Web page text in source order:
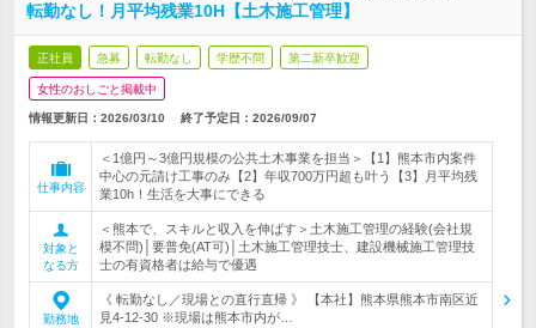
転勤なし！月平均残業10H【土木施工管理】
正社員 急募 転勤なし 学歴不問 第二新卒歓迎
女性のおしごと掲載中
情報更新日：2026/03/10 終了予定日： 2026/09/07
仕事内容
＜1億円～3億円規模の公共土木事業を担当＞【1】熊本市内案件
中心の元請け工事のみ【2】年収700万円超も叶う【3】月平均残
業10h！生活を大事にできる
対象と
なる方
＜熊本で、スキルと収入を伸ばす＞土木施工管理の経験(会社規
模不問)│要普免(AT可)│土木施工管理技士、建設機械施工管理技
士の有資格者は給与で優遇
勤務地
《 転勤なし／現場との直行直帰 》 【本社】熊本県熊本市南区近
見4-12-30 ※現場は熊本市内が…